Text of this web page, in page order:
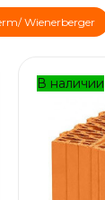
Wienerberger
В наличии